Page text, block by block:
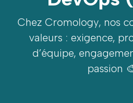
Chez Cromology, nos
valeurs : exigence,
d’équipe,
passion